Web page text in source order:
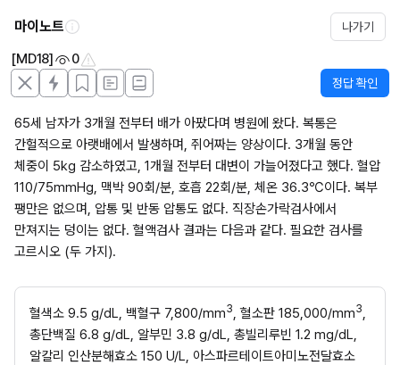
마이노트 나가기
[MD18] 0
정답 확인
65세 남자가 3개월 전부터 배가 아팠다며 병원에 왔다. 복통은
간헐적으로 아랫배에서 발생하며, 쥐어짜는 양상이다. 3개월 동안
체중이 5kg 감소하였고, 1개월 전부터 대변이 가늘어졌다고 했다. 혈압
110/75mmHg, 맥박 90회/분, 호흡 22회/분, 체온 36.3℃이다. 복부
팽만은 없으며, 압통 및 반동 압통도 없다. 직장손가락검사에서
만져지는 덩이는 없다. 혈액검사 결과는 다음과 같다. 필요한 검사를
고르시오 (두 가지).
혈색소 9.5 g/dL, 백혈구 7,800/mm3, 혈소판 185,000/mm3,
총단백질 6.8 g/dL, 알부민 3.8 g/dL, 총빌리루빈 1.2 mg/dL,
알칼리 인산분해효소 150 U/L, 아스파르테이트아미노전달효소